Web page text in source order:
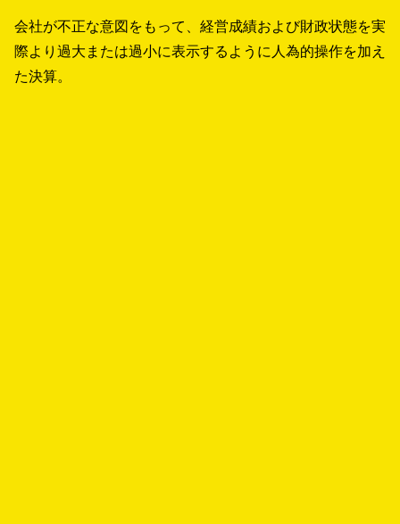
会社が不正な意図をもって、経営成績および財政状態を実
際より過大または過小に表示するように人為的操作を加え
た決算。